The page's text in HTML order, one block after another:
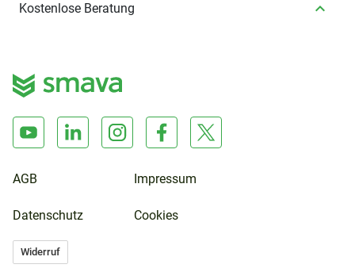
Kostenlose Beratung
AGB Impressum
Datenschutz Cookies
Widerruf